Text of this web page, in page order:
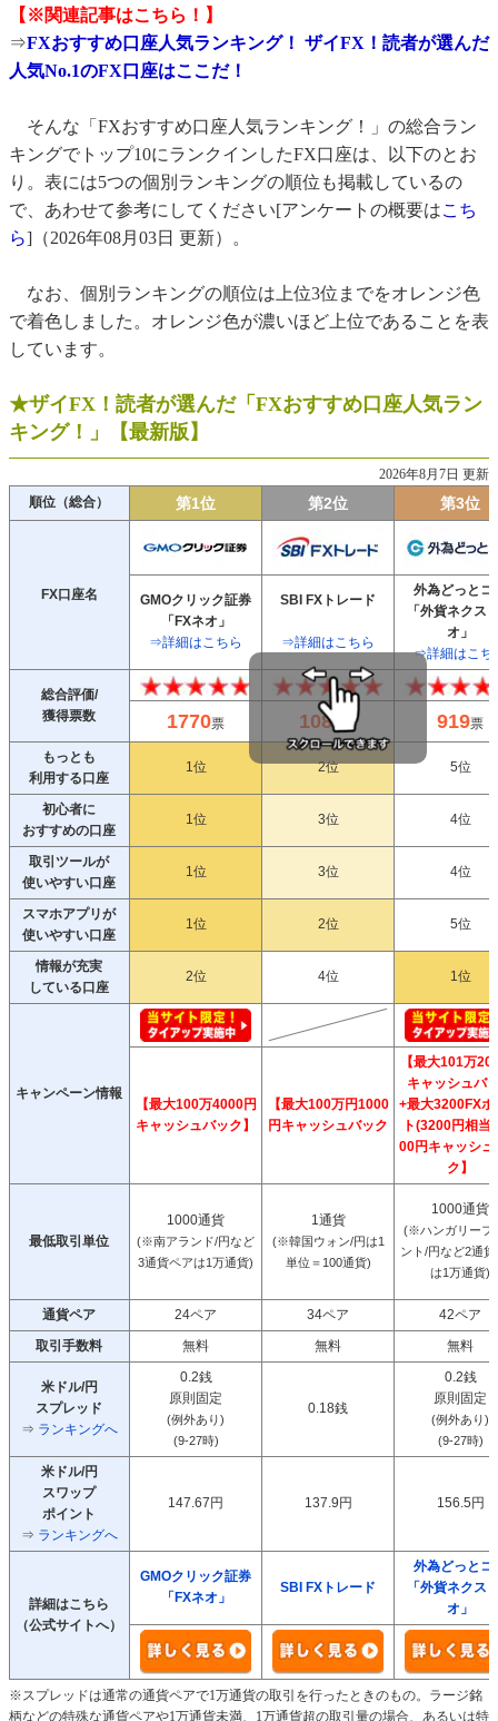
・ MT4やMT5を使えるFX口座
・★MT4が使えるFX口座【比較表】
・ FXの積立サービス
・通常のFX以外のサービスも利用したい
・ バイナリーオプション口座
・ CFD口座
・FX口座の開設は無料でできますか？
・FX口座開設の審査に落ちることはありますか？
・未成年でもFX口座を開設できますか？
・FX口座の申し込み手続きにかかる時間はどのくらいです
か？
・初心者がFX口座を選ぶうえで重要なポイントはなんです
・新規口座開設者向けのFXキャンペーンを知りたいです
・FXの基礎的知識を身に着けたいです
【※関連記事はこちら！】
⇒FXおすすめ口座人気ランキング！ ザイFX！読者が選んだ
人気No.1のFX口座はここだ！
そんな「FXおすすめ口座人気ランキング！」の総合ラン
キングでトップ10にランクインしたFX口座は、以下のとお
り。表には5つの個別ランキングの順位も掲載しているの
で、あわせて参考にしてください[アンケートの概要はこち
ら]（2026年08月03日 更新）。
なお、個別ランキングの順位は上位3位までをオレンジ色
で着色しました。オレンジ色が濃いほど上位であることを表
しています。
★ザイFX！読者が選んだ「FXおすすめ口座人気ラン
キング！」【最新版】
2026年8月7日 更新
順位（総合）
第1位 第2位 第3位
FX口座名
GMOクリック証券
「FXネオ」
⇒詳細はこちら
SBI FXトレード
⇒詳細はこちら
外為どっとコ
「外貨ネクス
オ」
⇒詳細はこち
総合評価/
獲得票数
1770票 1084 票 919票
もっとも
利用する口座
1位 2位 5位
初心者に
おすすめの口座
1位 3位 4位
取引ツールが
使いやすい口座
1位 3位 4位
スマホアプリが
使いやすい口座
1位 2位 5位
情報が充実
している口座
2位 4位 1位
キャンペーン情報
【最大100万4000円
キャッシュバック】
【最大100万円1000
円キャッシュバック
【最大101万
キャッシュバ
+最大3200FXポ
ト(3200円相当
00円キャッシュ
ク】
最低取引単位
1000通貨
(※南アランド/円など
3通貨ペアは1万通貨)
1通貨
(※韓国ウォン/円は1
単位＝100通貨)
1000通貨
(※ハンガリーフ
ント/円など2通
は1万通貨)
通貨ペア 24ペア 34ペア
42ペア
取引手数料
無料 無料 無料
米ドル/円
スプレッド
⇒ ランキングへ
0.2銭
原則固定
(例外あり)
(9-27時)
0.18銭
0.2銭
原則固定
(例外あり)
(9-27時)
米ドル/円
スワップ
ポイント
⇒ ランキングへ
147.67円 137.9円 156.5円
詳細はこちら
（公式サイトへ）
GMOクリック証券
「FXネオ」
SBI FXトレード
外為どっとコ
「外貨ネクス
オ」
※スプレッドは通常の通貨ペアで1万通貨の取引を行ったときのもの。ラージ銘
柄などの特殊な通貨ペアや1万通貨未満、1万通貨超の取引量の場合、あるいは特